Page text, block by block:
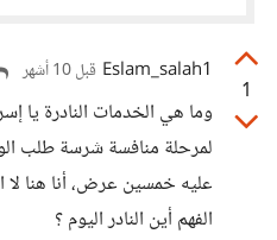
1
Eslam_salah1 قبل 10 أشهر
وما هي الخدمات النادرة يا
لمرحلة منافسة شرسة طلب
عليه خمسين عرض، أنا هنا
الفهم أين النادر اليوم ؟